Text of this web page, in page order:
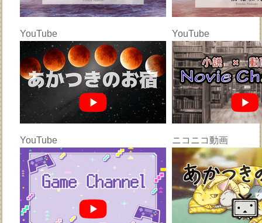
YouTube YouTube
YouTube ニコニコ動画